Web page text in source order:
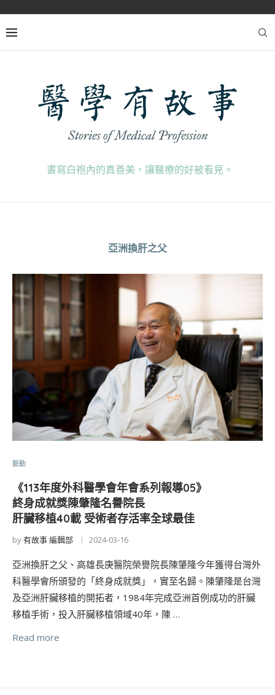
書寫白袍內的真善美，讓醫療的好被看見。
亞洲換肝之父
脈動
《113年度外科醫學會年會系列報導05》
終身成就獎陳肇隆名譽院長
肝臟移植40載 受術者存活率全球最佳
by有故事 編輯部 2024-03-16
亞洲換肝之父、高雄長庚醫院榮譽院長陳肇隆今年獲得台灣外
科醫學會所頒發的「終身成就獎」，實至名歸。陳肇隆是台灣
及亞洲肝臟移植的開拓者，1984年完成亞洲首例成功的肝臟
移植手術，投入肝臟移植領域40年，陳 …
Read more